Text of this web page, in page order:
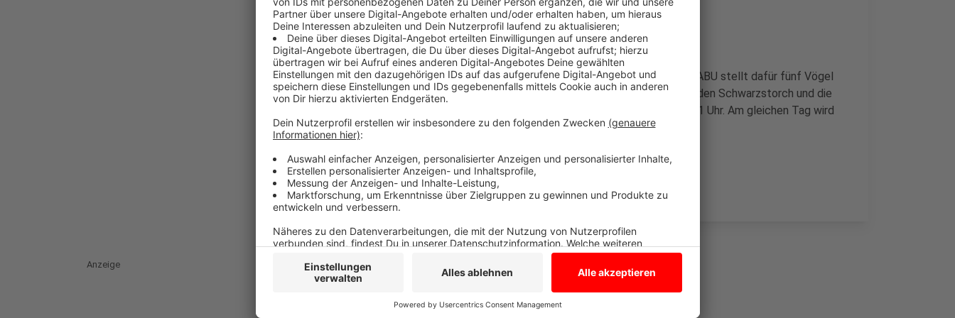
NABU lässt uns entscheiden
Anzeige
Wir entscheiden, wer der nächste Jahresvogel (2025) wird. Der NABU stellt dafür fünf Vögel
zur Wahl: den Hausrotschwanz, den Kranich, den Schwarzspecht, den Schwarzstorch und die
Waldohreule. Abstimmen können wir online bis zum 10. Oktober, 11 Uhr. Am gleichen Tag wird
auch noch der Sieger bekannt gegeben.Hier zur Abstimmung.
Anzeige
Anzeige